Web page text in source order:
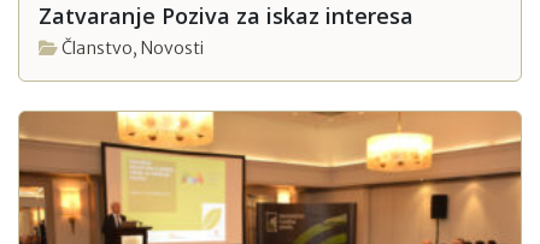
Zatvaranje Poziva za iskaz interesa
Članstvo, Novosti